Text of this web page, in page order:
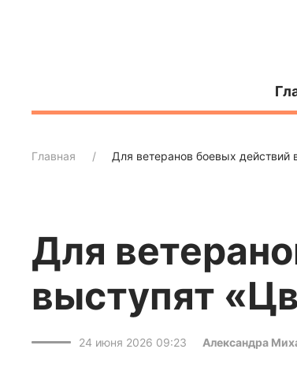
Главная Для ветеранов боевых действий
Для
выступят
24 июня 2026 09:23 Александра